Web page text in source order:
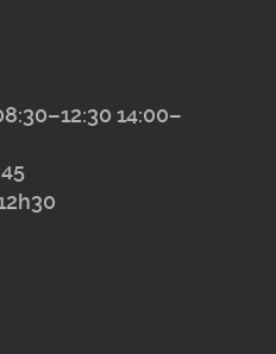
14:00–